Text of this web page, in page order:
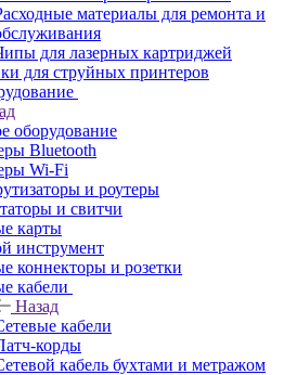
материалы для ремонта и
для лазерных картриджей
для струйных принтеров
оборудование
Bluetooth
Wi-Fi
и роутеры
и свитчи
карты
инструмент
коннекторы и розетки
кабели
Назад
кабели
корды
кабель бухтами и метражом